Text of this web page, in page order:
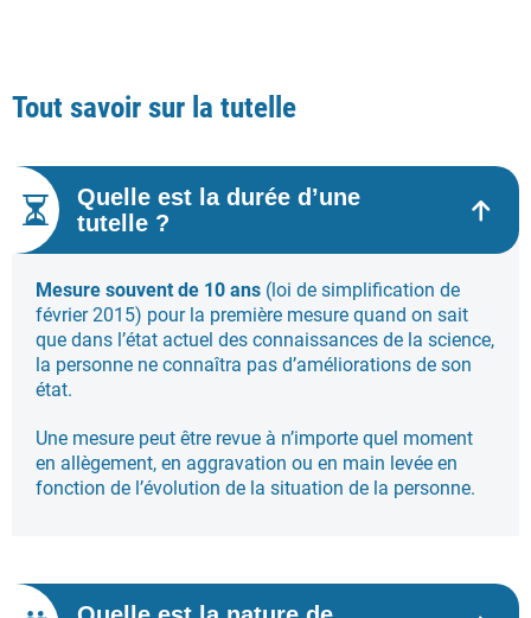
Tout savoir sur la tutelle
Quelle est la durée d’une
tutelle ?
Mesure souvent de 10 ans (loi de simplification de
février 2015) pour la première mesure quand on sait
que dans l’état actuel des connaissances de la science,
la personne ne connaîtra pas d’améliorations de son
état.
Une mesure peut être revue à n’importe quel moment
en allègement, en aggravation ou en main levée en
fonction de l’évolution de la situation de la personne.